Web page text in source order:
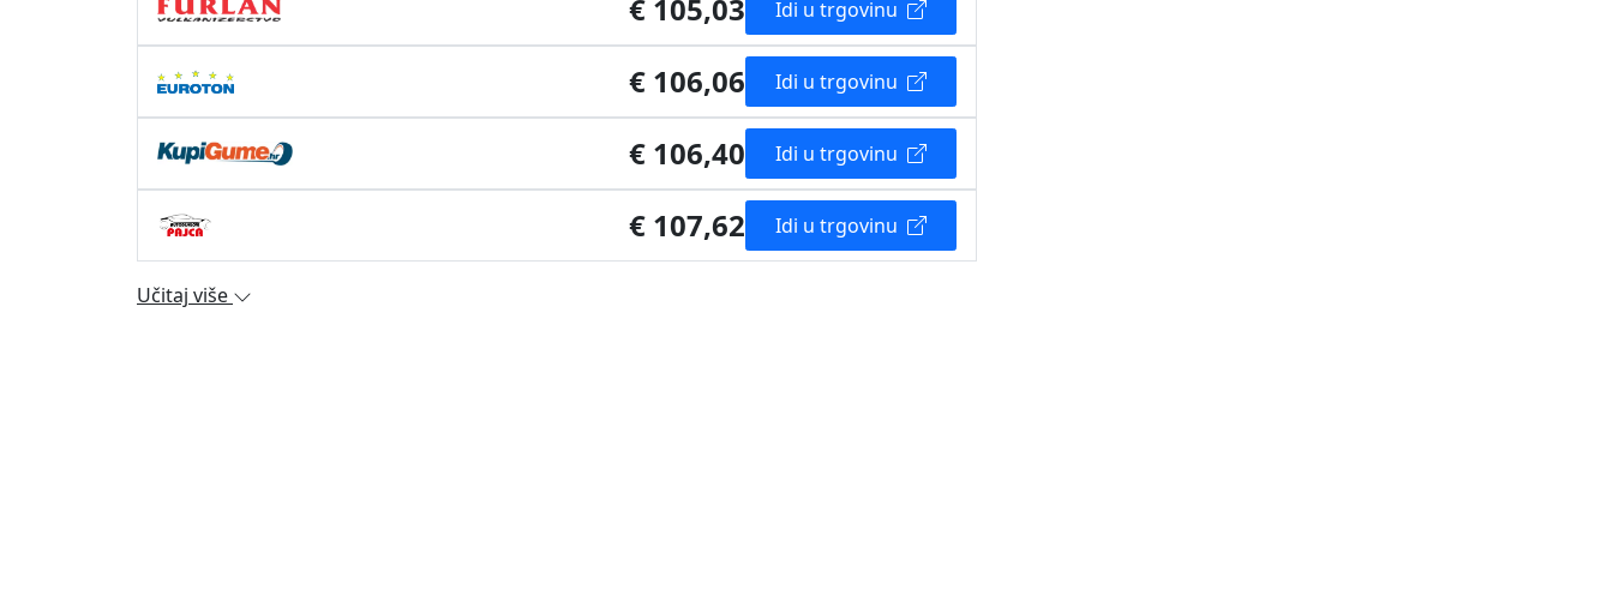
€ 105,03 Idi u trgovinu
€ 106,06 Idi u trgovinu
€ 106,40 Idi u trgovinu
€ 107,62 Idi u trgovinu
Učitaj više